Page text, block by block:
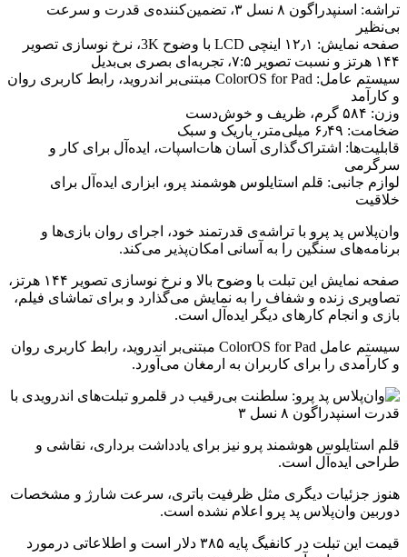
تراشه: اسنپدراگون ۸ نسل ۳، تضمین‌کننده‌ی قدرت و سرعت
بی‌نظیر
صفحه نمایش: ۱۲٫۱ اینچی LCD با وضوح 3K، نرخ نوسازی تصویر
۱۴۴ هرتز و نسبت تصویر ۷:۵، تجربه‌ای بصری بی‌بدیل
سیستم عامل: ColorOS for Pad مبتنی‌بر اندروید، رابط کاربری روان
و کارآمد
وزن: ۵۸۴ گرم، ظریف و خوش‌دست
ضخامت: ۶٫۴۹ میلی‌متر، باریک و سبک
قابلیت‌ها: اشتراک‌گذاری آسان هات‌اسپات، ایده‌آل برای کار و
سرگرمی
لوازم جانبی: قلم استایلوس هوشمند پرو، ابزاری ایده‌آل برای
خلاقیت
وان‌پلاس پد پرو با تراشه‌ی قدرتمند خود، اجرای روان بازی‌ها و
برنامه‌های سنگین را به آسانی امکان‌پذیر می‌کند.
صفحه نمایش این تبلت با وضوح بالا و نرخ نوسازی تصویر ۱۴۴ هرتز،
تصاویری زنده و شفاف را به نمایش می‌گذارد و برای تماشای فیلم،
بازی و انجام کارهای دیگر ایده‌آل است.
سیستم عامل ColorOS for Pad مبتنی‌بر اندروید، رابط کاربری روان
و کارآمدی را برای کاربران به ارمغان می‌آورد.
قلم استایلوس هوشمند پرو نیز برای یادداشت برداری، نقاشی و
طراحی ایده‌آل است.
هنوز جزئیات دیگری مثل ظرفیت باتری، سرعت شارژ و مشخصات
دوربین وان‌پلاس پد پرو اعلام نشده است.
قیمت این تبلت در کانفیگ پایه ۳۸۵ دلار است و اطلاعاتی درمورد